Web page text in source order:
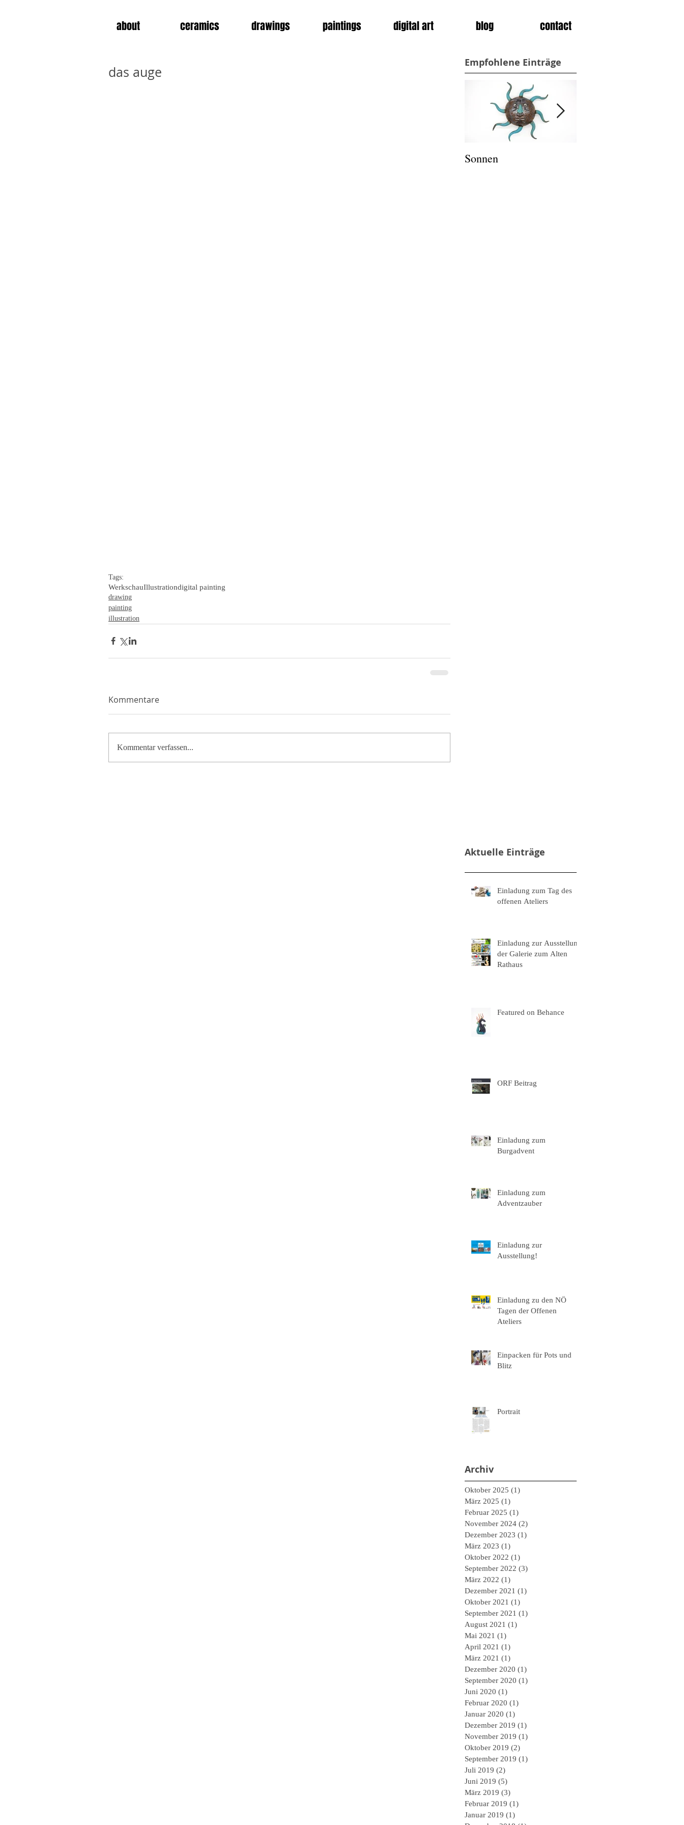
about ceramics drawings paintings digital art blog contact
das auge
Tags:
WerkschauIllustrationdigital painting
drawing
painting
illustration
Kommentare
Kommentar verfassen...
Empfohlene Einträge
Sonnen
Aktuelle Einträge
Einladung zum Tag des
offenen Ateliers
Einladung zur Ausstellung
der Galerie zum Alten
Rathaus
Featured on Behance
ORF Beitrag
Einladung zum
Burgadvent
Einladung zum
Adventzauber
Einladung zur
Ausstellung!
Einladung zu den NÖ
Tagen der Offenen
Ateliers
Einpacken für Pots und
Blitz
Portrait
Archiv
Oktober 2025 (1)
März 2025 (1)
Februar 2025 (1)
November 2024 (2)
Dezember 2023 (1)
März 2023 (1)
Oktober 2022 (1)
September 2022 (3)
März 2022 (1)
Dezember 2021 (1)
Oktober 2021 (1)
September 2021 (1)
August 2021 (1)
Mai 2021 (1)
April 2021 (1)
März 2021 (1)
Dezember 2020 (1)
September 2020 (1)
Juni 2020 (1)
Februar 2020 (1)
Januar 2020 (1)
Dezember 2019 (1)
November 2019 (1)
Oktober 2019 (2)
September 2019 (1)
Juli 2019 (2)
Juni 2019 (5)
März 2019 (3)
Februar 2019 (1)
Januar 2019 (1)